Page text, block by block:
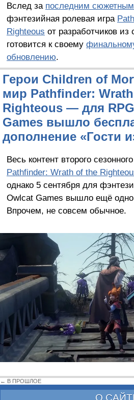
Вслед за последним
фэнтезийная ролевая игра
Righteous от разработчиков
готовится к своему
обновлению.
Герои Children of
мир Pathfinder:
Righteous — для
Games вышло
дополнение «Гости
Весь контент второго
Pathfinder: Wrath of the
однако 5 сентября для
Owlcat Games вышло ещё
Впрочем, не совсем обычное.
← В ПРОШЛОЕ
О